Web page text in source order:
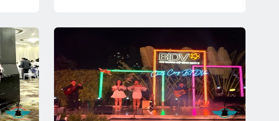
FLAMENCO_TUMBADORA_BAND